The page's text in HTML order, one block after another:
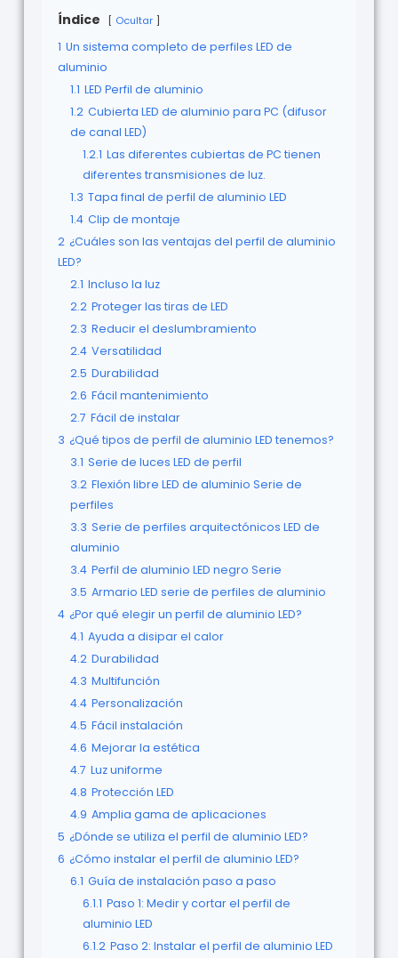
Índice Ocultar
1 Un sistema completo de perfiles LED de
aluminio
1.1 LED Perfil de aluminio
1.2 Cubierta LED de aluminio para PC (difusor
de canal LED)
1.2.1 Las diferentes cubiertas de PC tienen
diferentes transmisiones de luz.
1.3 Tapa final de perfil de aluminio LED
1.4 Clip de montaje
2 ¿Cuáles son las ventajas del perfil de aluminio
LED?
2.1 Incluso la luz
2.2 Proteger las tiras de LED
2.3 Reducir el deslumbramiento
2.4 Versatilidad
2.5 Durabilidad
2.6 Fácil mantenimiento
2.7 Fácil de instalar
3 ¿Qué tipos de perfil de aluminio LED tenemos?
3.1 Serie de luces LED de perfil
3.2 Flexión libre LED de aluminio Serie de
perfiles
3.3 Serie de perfiles arquitectónicos LED de
aluminio
3.4 Perfil de aluminio LED negro Serie
3.5 Armario LED serie de perfiles de aluminio
4 ¿Por qué elegir un perfil de aluminio LED?
4.1 Ayuda a disipar el calor
4.2 Durabilidad
4.3 Multifunción
4.4 Personalización
4.5 Fácil instalación
4.6 Mejorar la estética
4.7 Luz uniforme
4.8 Protección LED
4.9 Amplia gama de aplicaciones
5 ¿Dónde se utiliza el perfil de aluminio LED?
6 ¿Cómo instalar el perfil de aluminio LED?
6.1 Guía de instalación paso a paso
6.1.1 Paso 1: Medir y cortar el perfil de
aluminio LED
6.1.2 Paso 2: Instalar el perfil de aluminio LED